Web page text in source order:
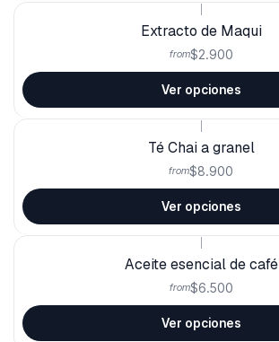
Extracto de Maqui
from$2.900
Ver opciones
Té Chai a granel
from$8.900
Ver opciones
Aceite esencial de café
from$6.500
Ver opciones